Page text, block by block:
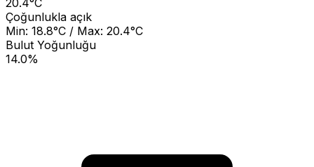
20.4°C
Çoğunlukla açık
Min: 18.8°C / Max: 20.4°C
Bulut Yoğunluğu
14.0%